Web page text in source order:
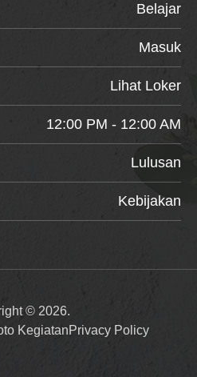
Belajar
Masuk
Lihat Loker
12:00 PM - 12:00 AM
Lulusan
Kebijakan
© 2026.
KegiatanPrivacy Policy